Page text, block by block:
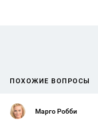
ПОХОЖИЕ ВОПРОСЫ
Марго Робби